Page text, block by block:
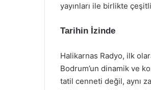
yayınları ile birlikte
Tarihin İzinde
Halikarnas Radyo, ilk
Bodrum’un dinamik ve
tatil cenneti değil, aynı